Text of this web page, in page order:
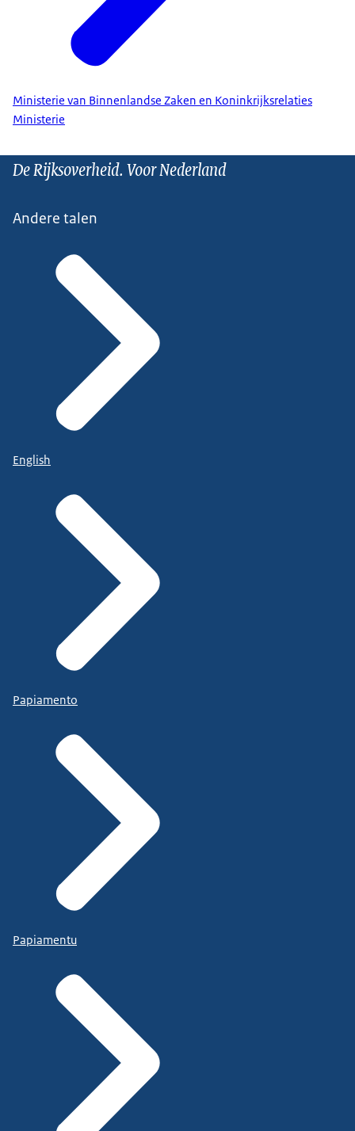
Ministerie van Binnenlandse Zaken en Koninkrijksrelaties
Ministerie
De Rijksoverheid. Voor Nederland
Andere talen
English
Papiamento
Papiamentu